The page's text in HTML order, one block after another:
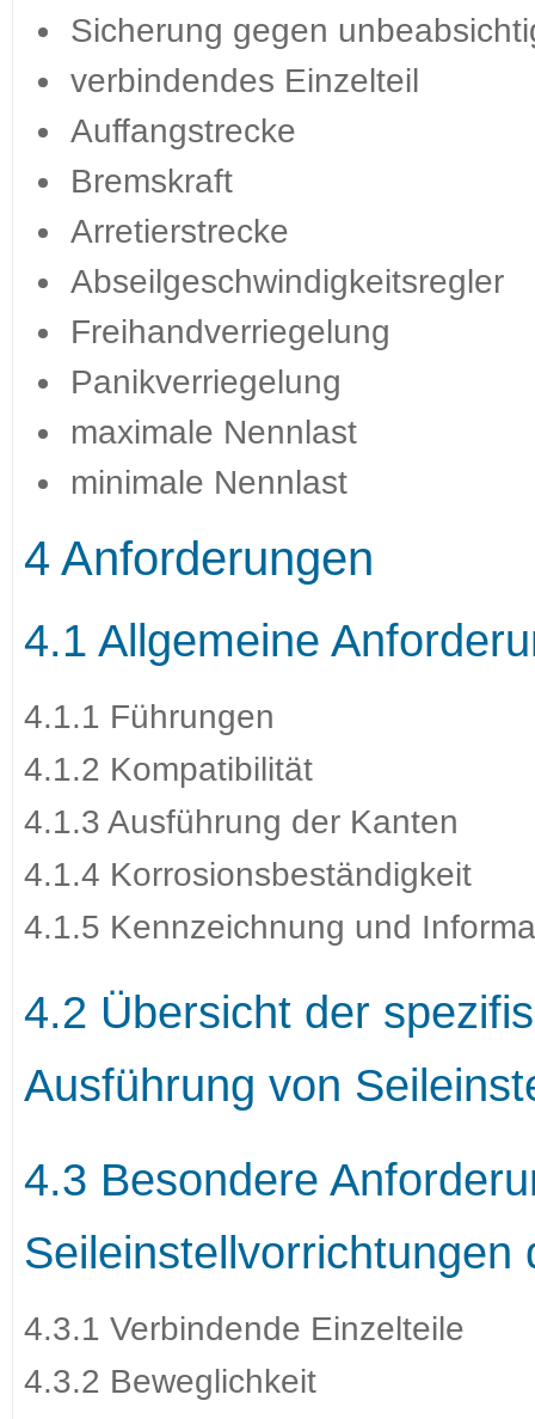
Sicherung gegen
verbindendes Einzelteil
Auffangstrecke
Bremskraft
Arretierstrecke
Abseilgeschwindigkeitsregler
Freihandverriegelung
Panikverriegelung
maximale Nennlast
minimale Nennlast
4 Anforderungen
4.1 Allgemeine
4.1.1 Führungen
4.1.2 Kompatibilität
4.1.3 Ausführung der Kanten
4.1.4 Korrosionsbeständigkeit
4.1.5 Kennzeichnung und
4.2 Übersicht der
Ausführung von
4.3 Besondere
Seileinstellvorrichtungen
4.3.1 Verbindende Einzelteile
4.3.2 Beweglichkeit